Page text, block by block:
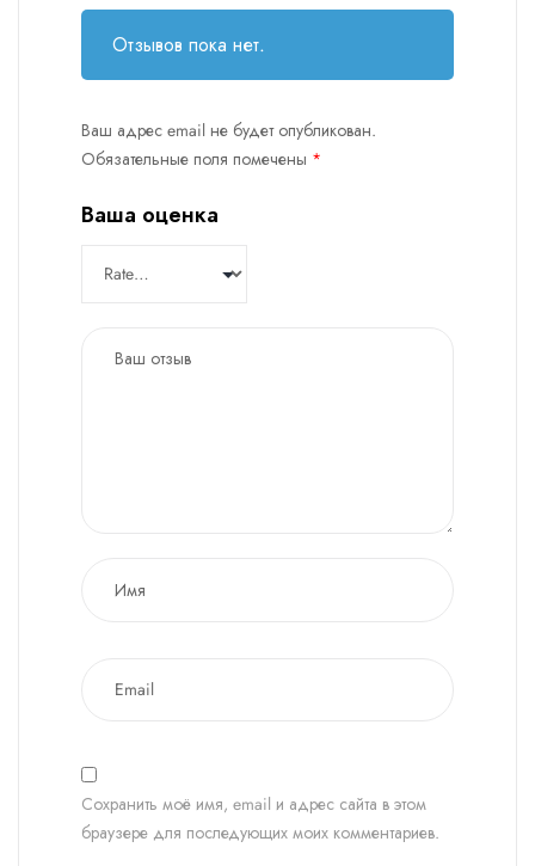
Отзывов пока нет.
Ваш адрес email не будет опубликован.
Обязательные поля помечены *
Ваша оценка
Сохранить моё имя, email и адрес сайта в этом
браузере для последующих моих комментариев.